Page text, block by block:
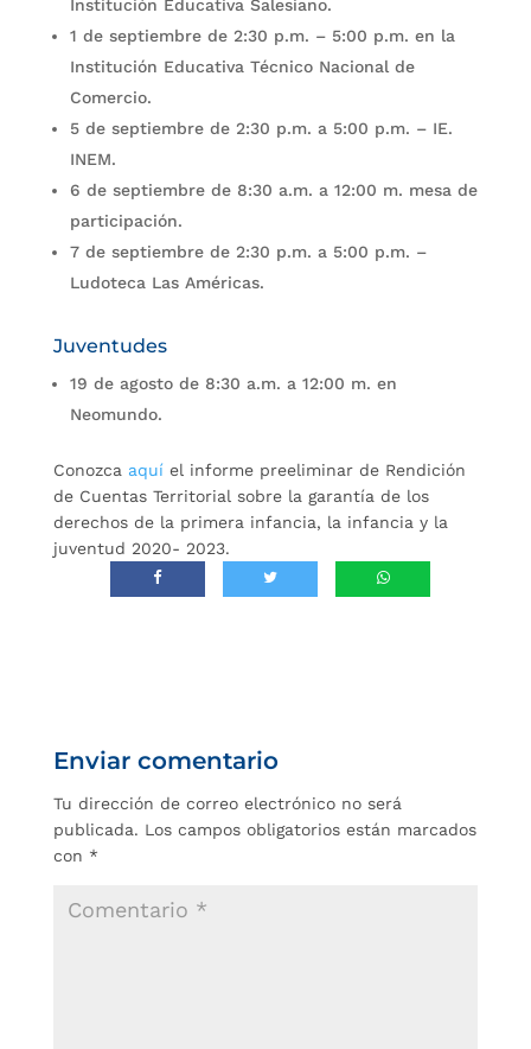
Institución Educativa Salesiano.
1 de septiembre de 2:30 p.m. – 5:00 p.m. en la
Institución Educativa Técnico Nacional de
Comercio.
5 de septiembre de 2:30 p.m. a 5:00 p.m. – IE.
INEM.
6 de septiembre de 8:30 a.m. a 12:00 m. mesa de
participación.
7 de septiembre de 2:30 p.m. a 5:00 p.m. –
Ludoteca Las Américas.
Juventudes
19 de agosto de 8:30 a.m. a 12:00 m. en
Neomundo.
Conozca aquíel informe preeliminar de Rendición
de Cuentas Territorial sobre la garantía de los
derechos de la primera infancia, la infancia y la
juventud 2020- 2023.
Enviar comentario
Tu dirección de correo electrónico no será
publicada. Los campos obligatorios están marcados
con *